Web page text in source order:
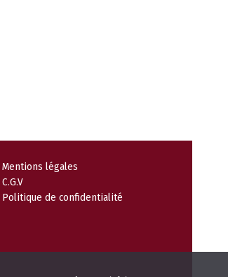
Mentions légales
C.G.V
Politique de confidentialité